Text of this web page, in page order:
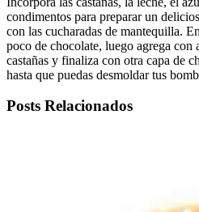
condimentos para preparar un
con las cucharadas de mantequilla.
poco de chocolate, luego agrega con
castañas y finaliza con otra capa de
hasta que puedas desmoldar tus
Posts Relacionados